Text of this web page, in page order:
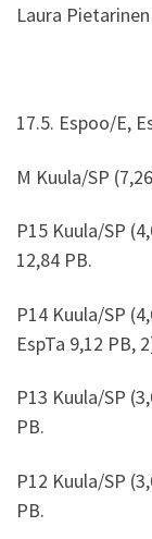
Laura
17.5. Espoo/E,
M Kuula/SP
P15 Kuula/SP
12,84 PB.
P14 Kuula/SP
EspTa 9,12 PB,
P13 Kuula/SP
PB.
P12 Kuula/SP
PB.